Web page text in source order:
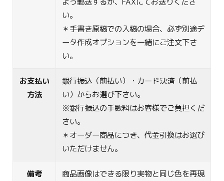
い。
＊手書き原稿での入稿の場合、必ず別途デ
ータ作成オプションを一緒にご注文下さ
い。
お支払い
方法
銀行振込（前払い）・カード決済（前払
い）からお選び下さい。
※銀行振込の手数料はお客様でご負担くだ
さい。
＊オーダー商品につき、代金引換はお選び
いただけません。
備考
商品画像はできる限り実物と同じ色を再現